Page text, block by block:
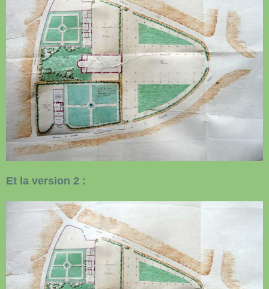
Et la version 2 :